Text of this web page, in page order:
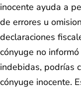
inocente ayuda a
de errores u
declaraciones
cónyuge no
indebidas, podrías
cónyuge inocente.